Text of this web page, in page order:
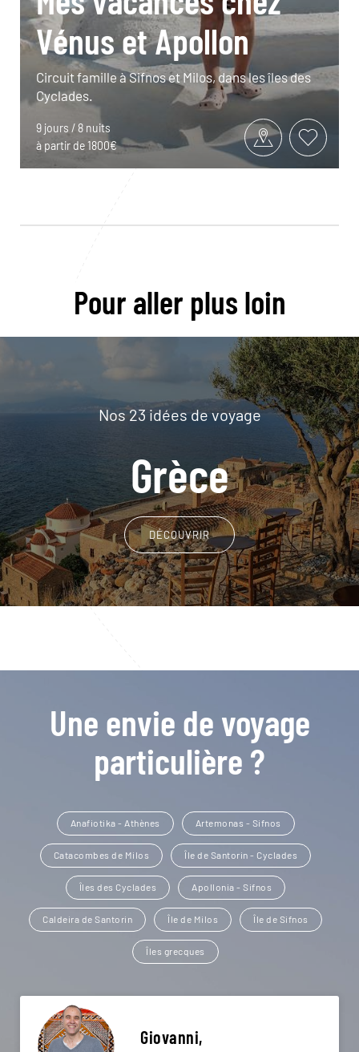
Vénus et Apollon
Circuit famille à Sifnos et Milos, dans les îles des
Cyclades.
9 jours / 8 nuits
à partir de 1800€
Pour aller plus loin
Nos 23 idées de voyage
Grèce
DÉCOUVRIR
Une envie de voyage
particulière ?
Anafiotika - Athènes Artemonas - Sifnos
Catacombes de Milos Île de Santorin - Cyclades
Îles des Cyclades Apollonia - Sifnos
Caldeira de Santorin Île de Milos Île de Sifnos
Îles grecques
Giovanni,